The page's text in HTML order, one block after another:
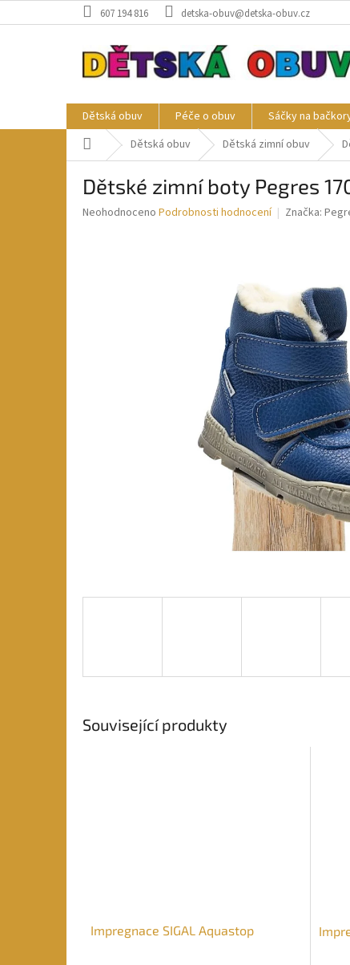
na
607 194 816 detska-obuv@detska-obuv.cz
Dětská obuv Péče o obuv Sáčky na
Domů Dětská obuv Dětská zimní obuv
Dětské zimní boty Pegres
Průměrné
Neohodnoceno Podrobnosti hodnocení Značka:
Související produkty
Impregnace SIGAL Aquastop